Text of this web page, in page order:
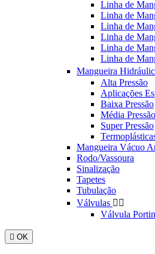
Linha de
Linha de
Linha de
Linha de
Linha de
Linha de
Mangueira
Alta Pressão
Aplicações
Baixa Pressão
Média Pressão
Super Pressão
Mangueira Vácuo
Rodo/Vassoura
Sinalização
Tapetes
Tubulação
Válvulas  
Válvula
 OK